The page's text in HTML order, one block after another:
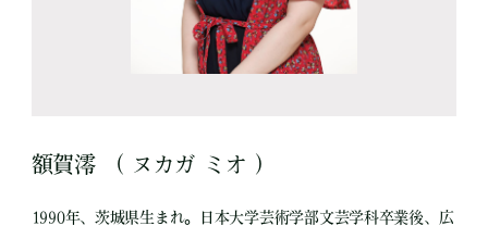
額賀澪 （ ヌカガ ミオ ）
1990年、茨城県生まれ。日本大学芸術学部文芸学科卒業後、広